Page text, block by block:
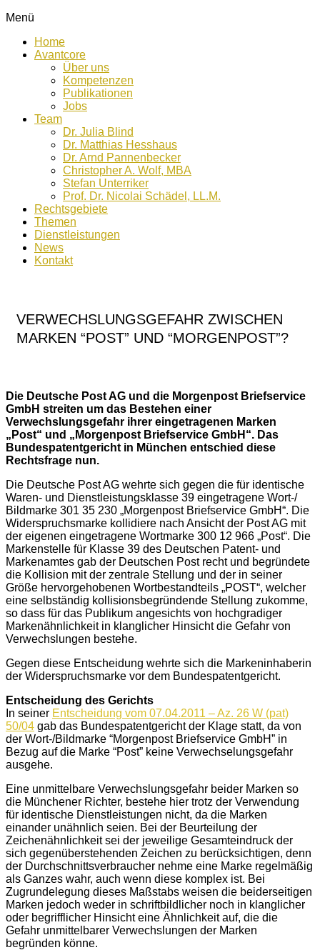
Menü
Home
Avantcore
Über uns
Kompetenzen
Publikationen
Jobs
Team
Dr. Julia Blind
Dr. Matthias Hesshaus
Dr. Arnd Pannenbecker
Christopher A. Wolf, MBA
Stefan Unterriker
Prof. Dr. Nicolai Schädel, LL.M.
Rechtsgebiete
Themen
Dienstleistungen
News
Kontakt
VERWECHSLUNGSGEFAHR ZWISCHEN
MARKEN “POST” UND “MORGENPOST”?
Die Deutsche Post AG und die Morgenpost Briefservice
GmbH streiten um das Bestehen einer
Verwechslungsgefahr ihrer eingetragenen Marken
„Post“ und „Morgenpost Briefservice GmbH“. Das
Bundespatentgericht in München entschied diese
Rechtsfrage nun.
Die Deutsche Post AG wehrte sich gegen die für identische
Waren- und Dienstleistungsklasse 39 eingetragene Wort-/
Bildmarke 301 35 230 „Morgenpost Briefservice GmbH“. Die
Widerspruchsmarke kollidiere nach Ansicht der Post AG mit
der eigenen eingetragene Wortmarke 300 12 966 „Post“. Die
Markenstelle für Klasse 39 des Deutschen Patent- und
Markenamtes gab der Deutschen Post recht und begründete
die Kollision mit der zentrale Stellung und der in seiner
Größe hervorgehobenen Wortbestandteils „POST“, welcher
eine selbständig kollisionsbegründende Stellung zukomme,
so dass für das Publikum angesichts von hochgradiger
Markenähnlichkeit in klanglicher Hinsicht die Gefahr von
Verwechslungen bestehe.
Gegen diese Entscheidung wehrte sich die Markeninhaberin
der Widerspruchsmarke vor dem Bundespatentgericht.
Entscheidung des Gerichts
In seiner Entscheidung vom 07.04.2011 – Az. 26 W (pat)
50/04 gab das Bundespatentgericht der Klage statt, da von
der Wort-/Bildmarke “Morgenpost Briefservice GmbH” in
Bezug auf die Marke “Post” keine Verwechselungsgefahr
ausgehe.
Eine unmittelbare Verwechslungsgefahr beider Marken so
die Münchener Richter, bestehe hier trotz der Verwendung
für identische Dienstleistungen nicht, da die Marken
einander unähnlich seien. Bei der Beurteilung der
Zeichenähnlichkeit sei der jeweilige Gesamteindruck der
sich gegenüberstehenden Zeichen zu berücksichtigen, denn
der Durchschnittsverbraucher nehme eine Marke regelmäßig
als Ganzes wahr, auch wenn diese komplex ist. Bei
Zugrundelegung dieses Maßstabs weisen die beiderseitigen
Marken jedoch weder in schriftbildlicher noch in klanglicher
oder begrifflicher Hinsicht eine Ähnlichkeit auf, die die
Gefahr unmittelbarer Verwechslungen der Marken
begründen könne.